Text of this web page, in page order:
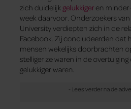
zich duidelijkgelukkiger en minder
week daarvoor. Onderzoekers
University verdiepten zich in de
Facebook. Zij concludeerden dat
mensen wekelijks doorbrachten
stelliger ze waren in de
gelukkiger waren.